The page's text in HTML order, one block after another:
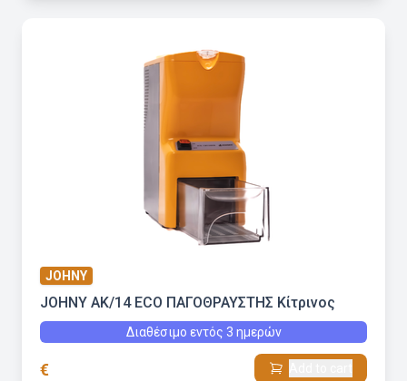
JOHNY
JOHNY AK/14 ECO ΠΑΓΟΘΡΑΥΣΤΗΣ Κίτρινος
Διαθέσιμο εντός 3 ημερών
€